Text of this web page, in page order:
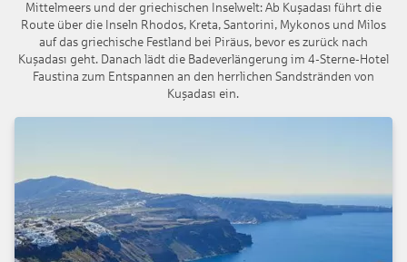
Mittelmeers und der griechischen Inselwelt: Ab Kuşadası führt die
Route über die Inseln Rhodos, Kreta, Santorini, Mykonos und Milos
auf das griechische Festland bei Piräus, bevor es zurück nach
Kuşadası geht. Danach lädt die Badeverlängerung im 4-Sterne-Hotel
Faustina zum Entspannen an den herrlichen Sandstränden von
Kuşadası ein.